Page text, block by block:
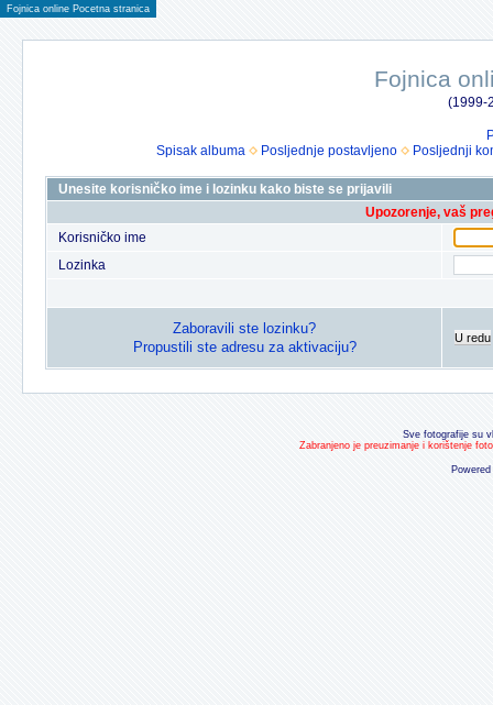
Fojnica online Pocetna stranica
Fojnica
(1999-
Spisak albuma
Posljednje postavljeno Posljednji
Unesite korisničko ime i lozinku kako biste se prijavili
Upozorenje, vaš
Korisničko ime
Lozinka
Zaboravili ste lozinku?
Propustili ste adresu za aktivaciju?
U redu
Sve fotografije su
Zabranjeno je preuzimanje i korištenje